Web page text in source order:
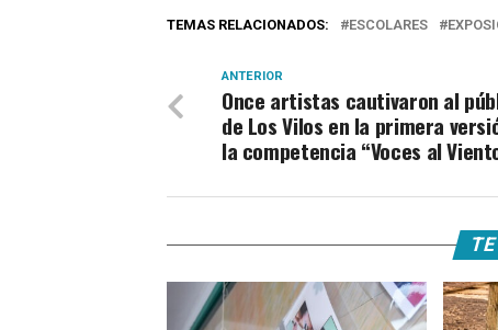
TEMAS RELACIONADOS: ESCOLARES
ANTERIOR
Once artistas cautivaron al
de Los Vilos en la primera
la competencia “Voces al